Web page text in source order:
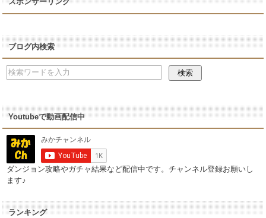
ブログ内検索
Youtubeで動画配信中
ダンジョン攻略やガチャ結果など配信中です。チャンネル登録お願いし
ます♪
ランキング